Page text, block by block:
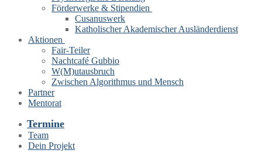
Förderwerke & Stipendien
Cusanuswerk
Katholischer Akademischer Ausländerdienst
Aktionen
Fair-Teiler
Nachtcafé Gubbio
W(M)utausbruch
Zwischen Algorithmus und Mensch
Partner
Mentorat
Termine
Team
Dein Projekt